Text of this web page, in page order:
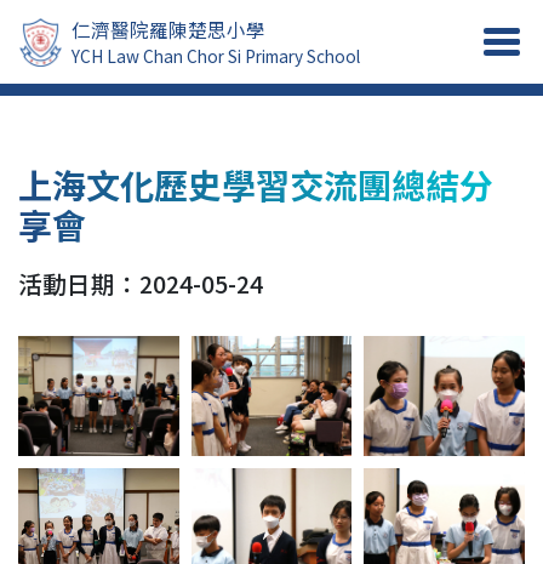
仁濟醫院羅陳楚思小學
YCH Law Chan Chor Si Primary School
上海文化歷史學習交流團總結分
享會
活動日期：2024-05-24